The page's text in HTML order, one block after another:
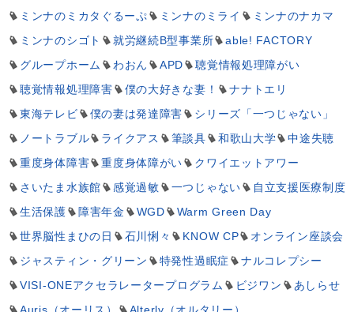
ミンナのミカタぐるーぷ ミンナのミライ
ミンナのナカマ
ミンナのシゴト
就労継続B型事業所
able! FACTORY
グループホーム
わおん APD
聴覚情報処理障がい
聴覚情報処理障害
僕の大好きな妻！
ナナトエリ
東海テレビ
僕の妻は発達障害
シリーズ「一つじゃない」
ノートラブル
ライクアス 筆談具 和歌山大学
中途失聴
重度身体障害
重度身体障がい
クワイエットアワー
さいたま水族館
感覚過敏 一つじゃない
自立支援医療制度
生活保護
障害年金 WGD
Warm Green Day
世界脳性まひの日
石川悧々 KNOW CP
オンライン座談会
ジャスティン・グリーン
特発性過眠症
ナルコレプシー
VISI-ONEアクセラレータープログラム
ビジワン
あしらせ